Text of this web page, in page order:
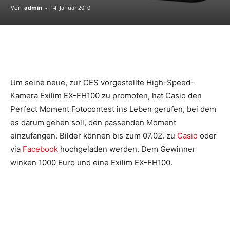
Von admin - 14. Januar 2010
Um seine neue, zur CES vorgestellte High-Speed-
Kamera Exilim EX-FH100 zu promoten, hat Casio den
Perfect Moment Fotocontest ins Leben gerufen, bei dem
es darum gehen soll, den passenden Moment
einzufangen. Bilder können bis zum 07.02. zu Casio oder
via Facebook hochgeladen werden. Dem Gewinner
winken 1000 Euro und eine Exilim EX-FH100.